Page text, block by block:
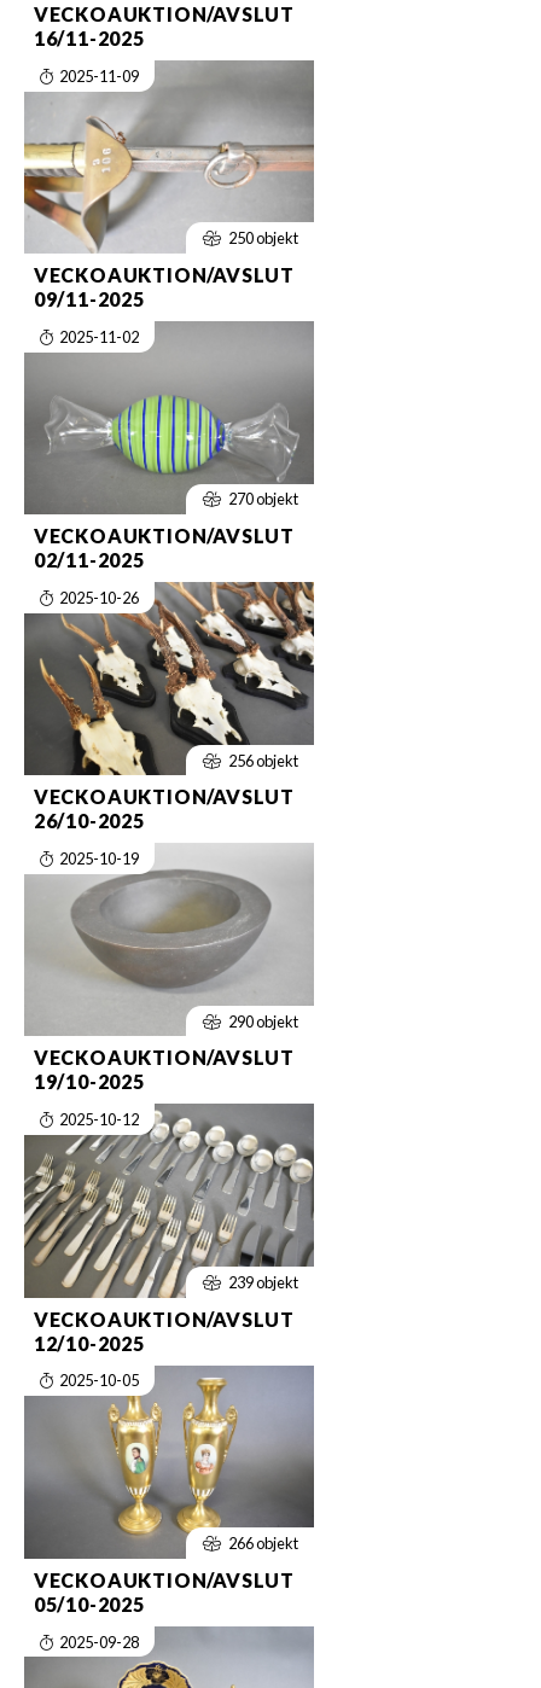
VECKOAUKTION/AVSLUT
16/11-2025
2025-11-09
250 objekt
VECKOAUKTION/AVSLUT
09/11-2025
2025-11-02
270 objekt
VECKOAUKTION/AVSLUT
02/11-2025
2025-10-26
256 objekt
VECKOAUKTION/AVSLUT
26/10-2025
2025-10-19
290 objekt
VECKOAUKTION/AVSLUT
19/10-2025
2025-10-12
239 objekt
VECKOAUKTION/AVSLUT
12/10-2025
2025-10-05
266 objekt
VECKOAUKTION/AVSLUT
05/10-2025
2025-09-28